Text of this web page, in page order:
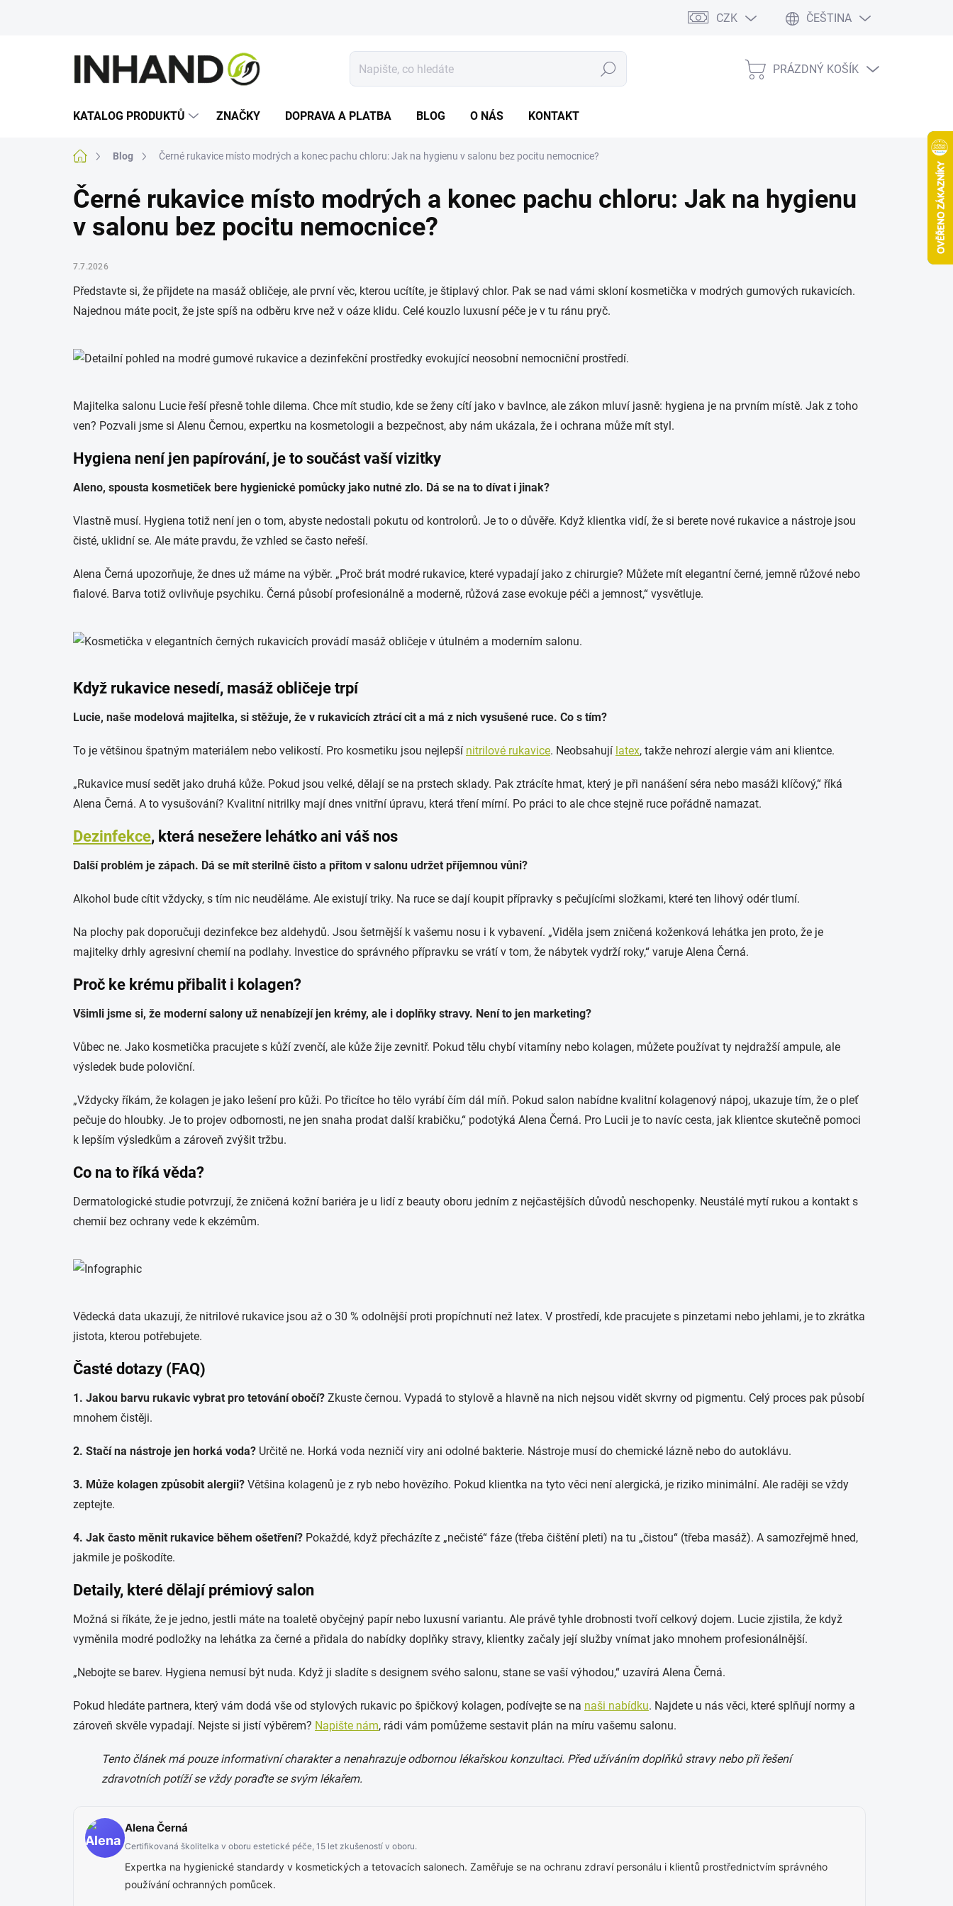
CZK ČEŠTINA
Hledat
NÁKUPNÍ
PRÁZDNÝ KOŠÍK
KATALOG PRODUKTŮ ZNAČKY DOPRAVA A PLATBA BLOG O NÁS KONTAKT
Domů Blog Černé rukavice místo modrých a konec pachu chloru: Jak na hygienu v salonu bez pocitu nemocnice?
Černé rukavice místo modrých a konec pachu chloru: Jak na hygienu
v salonu bez pocitu nemocnice?
7.7.2026
Představte si, že přijdete na masáž obličeje, ale první věc, kterou ucítíte, je štiplavý chlor. Pak se nad vámi skloní kosmetička v modrých gumových rukavicích.
Najednou máte pocit, že jste spíš na odběru krve než v oáze klidu. Celé kouzlo luxusní péče je v tu ránu pryč.
Majitelka salonu Lucie řeší přesně tohle dilema. Chce mít studio, kde se ženy cítí jako v bavlnce, ale zákon mluví jasně: hygiena je na prvním místě. Jak z toho
ven? Pozvali jsme si Alenu Černou, expertku na kosmetologii a bezpečnost, aby nám ukázala, že i ochrana může mít styl.
Hygiena není jen papírování, je to součást vaší vizitky
Aleno, spousta kosmetiček bere hygienické pomůcky jako nutné zlo. Dá se na to dívat i jinak?
Vlastně musí. Hygiena totiž není jen o tom, abyste nedostali pokutu od kontrolorů. Je to o důvěře. Když klientka vidí, že si berete nové rukavice a nástroje jsou
čisté, uklidní se. Ale máte pravdu, že vzhled se často neřeší.
Alena Černá upozorňuje, že dnes už máme na výběr. „Proč brát modré rukavice, které vypadají jako z chirurgie? Můžete mít elegantní černé, jemně růžové nebo
fialové. Barva totiž ovlivňuje psychiku. Černá působí profesionálně a moderně, růžová zase evokuje péči a jemnost,“ vysvětluje.
Když rukavice nesedí, masáž obličeje trpí
Lucie, naše modelová majitelka, si stěžuje, že v rukavicích ztrácí cit a má z nich vysušené ruce. Co s tím?
To je většinou špatným materiálem nebo velikostí. Pro kosmetiku jsou nejlepší nitrilové rukavice. Neobsahují latex, takže nehrozí alergie vám ani klientce.
„Rukavice musí sedět jako druhá kůže. Pokud jsou velké, dělají se na prstech sklady. Pak ztrácíte hmat, který je při nanášení séra nebo masáži klíčový,“ říká
Alena Černá. A to vysušování? Kvalitní nitrilky mají dnes vnitřní úpravu, která tření mírní. Po práci to ale chce stejně ruce pořádně namazat.
Dezinfekce, která nesežere lehátko ani váš nos
Další problém je zápach. Dá se mít sterilně čisto a přitom v salonu udržet příjemnou vůni?
Alkohol bude cítit vždycky, s tím nic neuděláme. Ale existují triky. Na ruce se dají koupit přípravky s pečujícími složkami, které ten lihový odér tlumí.
Na plochy pak doporučuji dezinfekce bez aldehydů. Jsou šetrnější k vašemu nosu i k vybavení. „Viděla jsem zničená koženková lehátka jen proto, že je
majitelky drhly agresivní chemií na podlahy. Investice do správného přípravku se vrátí v tom, že nábytek vydrží roky,“ varuje Alena Černá.
Proč ke krému přibalit i kolagen?
Všimli jsme si, že moderní salony už nenabízejí jen krémy, ale i doplňky stravy. Není to jen marketing?
Vůbec ne. Jako kosmetička pracujete s kůží zvenčí, ale kůže žije zevnitř. Pokud tělu chybí vitamíny nebo kolagen, můžete používat ty nejdražší ampule, ale
výsledek bude poloviční.
„Vždycky říkám, že kolagen je jako lešení pro kůži. Po třicítce ho tělo vyrábí čím dál míň. Pokud salon nabídne kvalitní kolagenový nápoj, ukazuje tím, že o pleť
pečuje do hloubky. Je to projev odbornosti, ne jen snaha prodat další krabičku,“ podotýká Alena Černá. Pro Lucii je to navíc cesta, jak klientce skutečně pomoci
k lepším výsledkům a zároveň zvýšit tržbu.
Co na to říká věda?
Dermatologické studie potvrzují, že zničená kožní bariéra je u lidí z beauty oboru jedním z nejčastějších důvodů neschopenky. Neustálé mytí rukou a kontakt s
chemií bez ochrany vede k ekzémům.
Vědecká data ukazují, že nitrilové rukavice jsou až o 30 % odolnější proti propíchnutí než latex. V prostředí, kde pracujete s pinzetami nebo jehlami, je to zkrátka
jistota, kterou potřebujete.
Časté dotazy (FAQ)
1. Jakou barvu rukavic vybrat pro tetování obočí? Zkuste černou. Vypadá to stylově a hlavně na nich nejsou vidět skvrny od pigmentu. Celý proces pak působí
mnohem čistěji.
2. Stačí na nástroje jen horká voda? Určitě ne. Horká voda nezničí viry ani odolné bakterie. Nástroje musí do chemické lázně nebo do autoklávu.
3. Může kolagen způsobit alergii? Většina kolagenů je z ryb nebo hovězího. Pokud klientka na tyto věci není alergická, je riziko minimální. Ale raději se vždy
zeptejte.
4. Jak často měnit rukavice během ošetření? Pokaždé, když přecházíte z „nečisté“ fáze (třeba čištění pleti) na tu „čistou“ (třeba masáž). A samozřejmě hned,
jakmile je poškodíte.
Detaily, které dělají prémiový salon
Možná si říkáte, že je jedno, jestli máte na toaletě obyčejný papír nebo luxusní variantu. Ale právě tyhle drobnosti tvoří celkový dojem. Lucie zjistila, že když
vyměnila modré podložky na lehátka za černé a přidala do nabídky doplňky stravy, klientky začaly její služby vnímat jako mnohem profesionálnější.
„Nebojte se barev. Hygiena nemusí být nuda. Když ji sladíte s designem svého salonu, stane se vaší výhodou,“ uzavírá Alena Černá.
Pokud hledáte partnera, který vám dodá vše od stylových rukavic po špičkový kolagen, podívejte se na naši nabídku. Najdete u nás věci, které splňují normy a
zároveň skvěle vypadají. Nejste si jistí výběrem? Napište nám, rádi vám pomůžeme sestavit plán na míru vašemu salonu.
Tento článek má pouze informativní charakter a nenahrazuje odbornou lékařskou konzultaci. Před užíváním doplňků stravy nebo při řešení
zdravotních potíží se vždy poraďte se svým lékařem.
Alena Černá
Certifikovaná školitelka v oboru estetické péče, 15 let zkušeností v oboru.
Expertka na hygienické standardy v kosmetických a tetovacích salonech. Zaměřuje se na ochranu zdraví personálu i klientů prostřednictvím správného
používání ochranných pomůcek.